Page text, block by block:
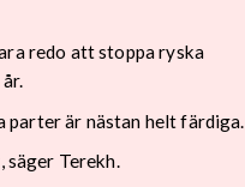
redo att stoppa ryska
parter är nästan helt färdiga.
Terekh.